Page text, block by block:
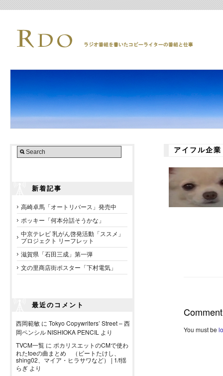
新着記事
高崎卓馬「オートリバース」発売中
ポッキー「何本分話そうかな」
中京テレビ 乳がん啓発活動「ススメ」
プロジェクト リーフレット
滋賀県「石田三成」第一弾
文の里商店街ポスター「下村電気」
最近のコメント
西岡範敏 に Tokyo Copywriters’ Street – 西
岡ペンシル NISHIOKA PENCIL より
TVCM一覧 に ポカリスエットのCMで使わ
れたtoeの曲まとめ （ビートたけし、
shing02、マイア・ヒラサワなど） | 1/f揺
らぎ より
アイフル企
Comment
You must be